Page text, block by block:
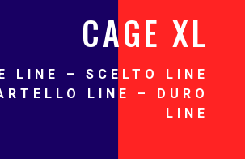
CAGE XL
LINE – SCELTO LINE
LINE – DURO
LINE